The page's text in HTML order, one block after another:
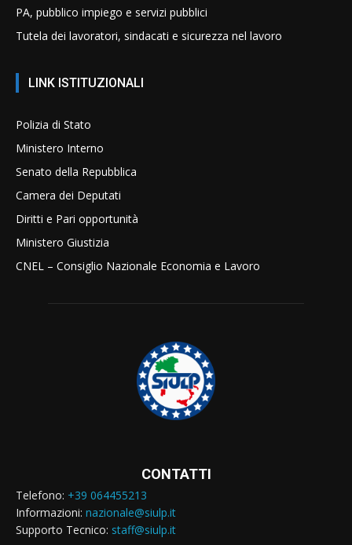
PA, pubblico impiego e servizi pubblici
Tutela dei lavoratori, sindacati e sicurezza nel lavoro
LINK ISTITUZIONALI
Polizia di Stato
Ministero Interno
Senato della Repubblica
Camera dei Deputati
Diritti e Pari opportunità
Ministero Giustizia
CNEL – Consiglio Nazionale Economia e Lavoro
CONTATTI
Telefono: +39 064455213
Informazioni: nazionale@siulp.it
Supporto Tecnico: staff@siulp.it